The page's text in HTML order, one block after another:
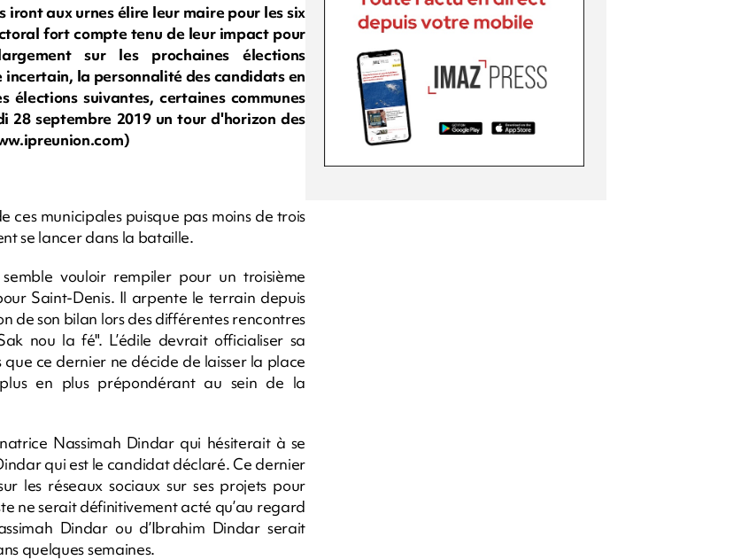
iront aux urnes élire leur maire pour les six
fort compte tenu de leur impact pour
sur les prochaines élections
la personnalité des candidats en
suivantes, certaines communes
28 septembre 2019 un tour d'horizon des
ces municipales puisque pas moins de trois
se lancer dans la bataille.
vouloir rempiler pour un troisième
Saint-Denis. Il arpente le terrain depuis
de son bilan lors des différentes rencontres
nou la fé". L’édile devrait officialiser sa
ce dernier ne décide de laisser la place
en plus prépondérant au sein de la
Nassimah Dindar qui hésiterait à se
qui est le candidat déclaré. Ce dernier
les réseaux sociaux sur ses projets pour
ne serait définitivement acté qu’au regard
Dindar ou d’Ibrahim Dindar serait
quelques semaines.